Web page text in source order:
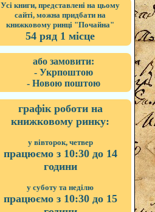
Усі книги, представлені на цьому
сайті, можна придбати на
книжковому ринці "Почайна"
54 ряд 1 місце
або замовити:
- Укрпоштою
- Новою поштою
графік роботи на
книжковому ринку:
у вівторок, четвер
працюємо з 10:30 до 14
години
у суботу та неділю
працюємо з 10:30 до 15